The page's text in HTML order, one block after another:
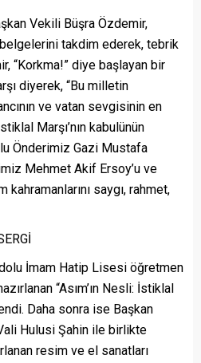
Vekili Büşra Özdemir,
takdim ederek, tebrik
“Korkma!” diye başlayan bir
diyerek, “Bu milletin
ve vatan sevgisinin en
Marşı’nın kabulünün
Önderimiz Gazi Mustafa
Mehmet Akif Ersoy’u ve
saygı, rahmet,
İmam Hatip Lisesi öğretmen
“Asım’ın Nesli: İstiklal
Daha sonra ise Başkan
Hulusi Şahin ile birlikte
resim ve el sanatları